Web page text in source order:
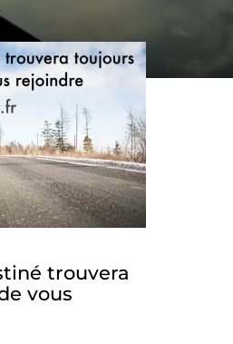
trouvera
vous